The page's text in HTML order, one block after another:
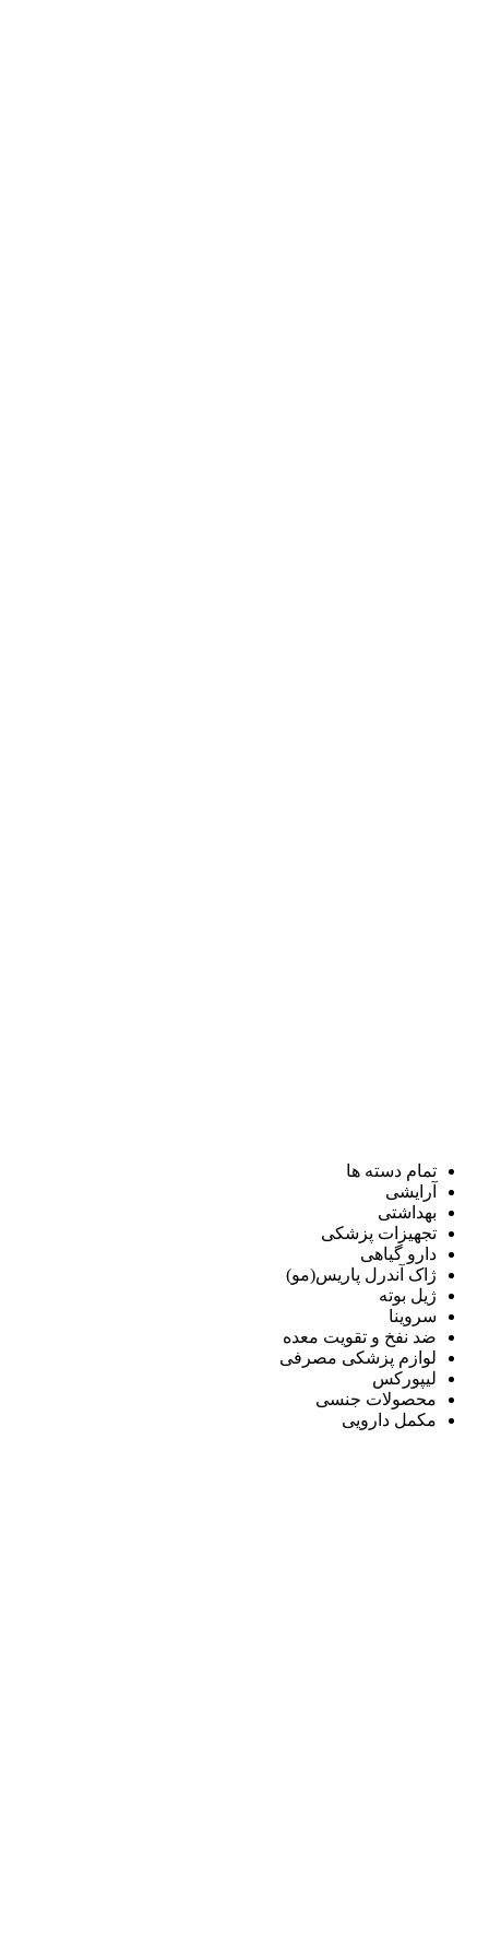
تمام دسته ها
آرایشی
بهداشتی
تجهیزات پزشکی
دارو گیاهی
ژاک آندرل پاریس(مو)
ژیل بوته
سروینا
ضد نفخ و تقویت معده
لوازم پزشکی مصرفی
لیپورکس
محصولات جنسی
مکمل دارویی